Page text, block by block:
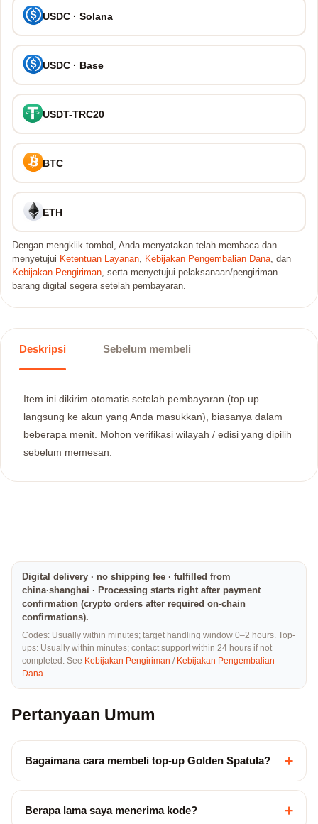
USDC · Solana
USDC · Base
USDT-TRC20
BTC
ETH
Dengan mengklik tombol, Anda menyatakan telah membaca dan
menyetujui Ketentuan Layanan, Kebijakan Pengembalian Dana, dan
Kebijakan Pengiriman, serta menyetujui pelaksanaan/pengiriman
barang digital segera setelah pembayaran.
Deskripsi Sebelum membeli
Item ini dikirim otomatis setelah pembayaran (top up
langsung ke akun yang Anda masukkan), biasanya dalam
beberapa menit. Mohon verifikasi wilayah / edisi yang dipilih
sebelum memesan.
Digital delivery · no shipping fee · fulfilled from
china·shanghai · Processing starts right after payment
confirmation (crypto orders after required on-chain
confirmations).
Codes: Usually within minutes; target handling window 0–2 hours. Top-
ups: Usually within minutes; contact support within 24 hours if not
completed. See Kebijakan Pengiriman / Kebijakan Pengembalian
Dana
Pertanyaan Umum
Bagaimana cara membeli top-up Golden Spatula? +
Berapa lama saya menerima kode? +